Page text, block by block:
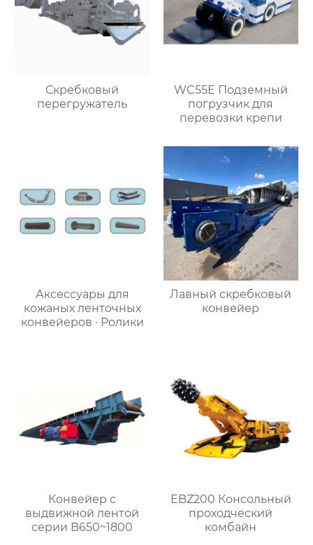
Скребковый
перегружатель
WC55E Подземный
погрузчик для
перевозки крепи
Аксессуары для
кожаных ленточных
конвейеров · Ролики
Лавный скребковый
конвейер
Конвейер с
выдвижной лентой
серии B650~1800
EBZ200 Консольный
проходческий
комбайн